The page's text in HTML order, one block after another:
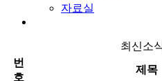
자료실
최신소
번
호
제목